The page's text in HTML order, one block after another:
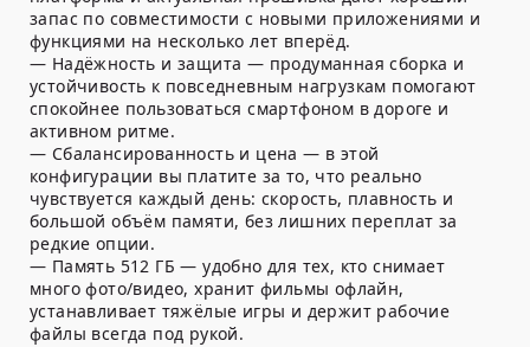
запас по совместимости с новыми приложениями и
функциями на несколько лет вперёд.
— Надёжность и защита — продуманная сборка и
устойчивость к повседневным нагрузкам помогают
спокойнее пользоваться смартфоном в дороге и
активном ритме.
— Сбалансированность и цена — в этой
конфигурации вы платите за то, что реально
чувствуется каждый день: скорость, плавность и
большой объём памяти, без лишних переплат за
редкие опции.
— Память 512 ГБ — удобно для тех, кто снимает
много фото/видео, хранит фильмы офлайн,
устанавливает тяжёлые игры и держит рабочие
файлы всегда под рукой.